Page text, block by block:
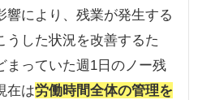
響により、残業が発生する
うした状況を改善するた
まっていた週1日のノー残
在は労働時間全体の管理を